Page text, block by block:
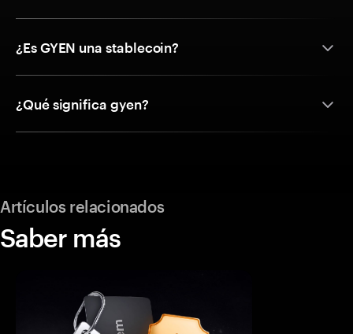
¿Es GYEN una stablecoin?
¿Qué significa gyen?
Artículos relacionados
Saber más